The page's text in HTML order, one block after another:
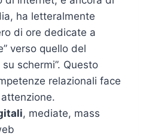
ha letteralmente
di ore dedicate a
verso quello del
schermi”. Questo
relazionali face
, mediate, mass